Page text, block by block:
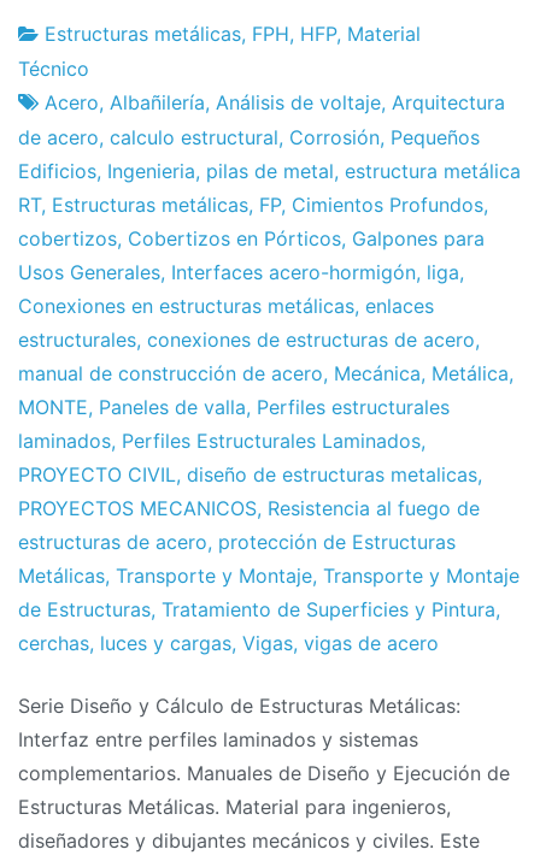
Fábrica
de
proyectos
7
de
May
de
2013
Estructuras metálicas, FPH, HFP, Material
Técnico
Acero, Albañilería, Análisis de voltaje, Arquitectura
de acero, calculo estructural, Corrosión, Pequeños
Edificios, Ingenieria, pilas de metal, estructura metálica
RT, Estructuras metálicas, FP, Cimientos Profundos,
cobertizos, Cobertizos en Pórticos, Galpones para
Usos Generales, Interfaces acero-hormigón, liga,
Conexiones en estructuras metálicas, enlaces
estructurales, conexiones de estructuras de acero,
manual de construcción de acero, Mecánica, Metálica,
MONTE, Paneles de valla, Perfiles estructurales
laminados, Perfiles Estructurales Laminados,
PROYECTO CIVIL, diseño de estructuras metalicas,
PROYECTOS MECANICOS, Resistencia al fuego de
estructuras de acero, protección de Estructuras
Metálicas, Transporte y Montaje, Transporte y Montaje
de Estructuras, Tratamiento de Superficies y Pintura,
cerchas, luces y cargas, Vigas, vigas de acero
Serie Diseño y Cálculo de Estructuras Metálicas:
Interfaz entre perfiles laminados y sistemas
complementarios. Manuales de Diseño y Ejecución de
Estructuras Metálicas. Material para ingenieros,
diseñadores y dibujantes mecánicos y civiles. Este